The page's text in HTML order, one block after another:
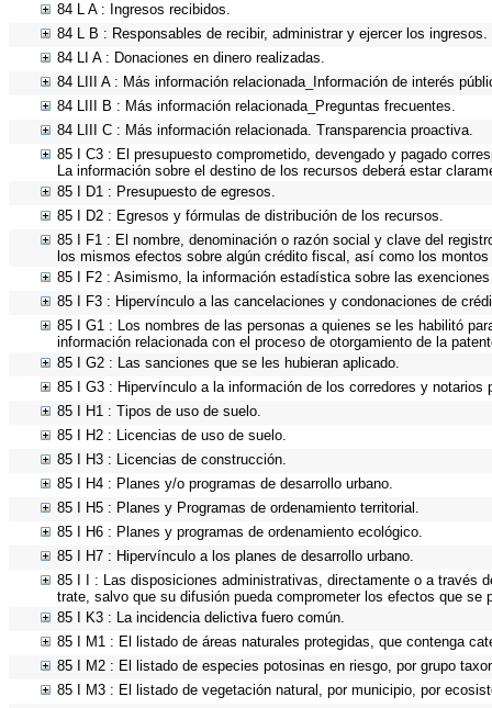
84 L A : Ingresos recibidos.
84 L B : Responsables de recibir, administrar y ejercer los ingresos.
84 LI A : Donaciones en dinero realizadas.
84 LIII A : Más información relacionada_Información de interés
84 LIII B : Más información relacionada_Preguntas frecuentes.
84 LIII C : Más información relacionada. Transparencia proactiva.
85 I C3 : El presupuesto comprometido, devengado y pagado
La información sobre el destino de los recursos deberá estar
85 I D1 : Presupuesto de egresos.
85 I D2 : Egresos y fórmulas de distribución de los recursos.
85 I F1 : El nombre, denominación o razón social y clave del
los mismos efectos sobre algún crédito fiscal, así como los
85 I F2 : Asimismo, la información estadística sobre las
85 I F3 : Hipervínculo a las cancelaciones y condonaciones de
85 I G1 : Los nombres de las personas a quienes se les habilitó
información relacionada con el proceso de otorgamiento de la
85 I G2 : Las sanciones que se les hubieran aplicado.
85 I G3 : Hipervínculo a la información de los corredores y notarios
85 I H1 : Tipos de uso de suelo.
85 I H2 : Licencias de uso de suelo.
85 I H3 : Licencias de construcción.
85 I H4 : Planes y/o programas de desarrollo urbano.
85 I H5 : Planes y Programas de ordenamiento territorial.
85 I H6 : Planes y programas de ordenamiento ecológico.
85 I H7 : Hipervínculo a los planes de desarrollo urbano.
85 I I : Las disposiciones administrativas, directamente o a través
trate, salvo que su difusión pueda comprometer los efectos que
85 I K3 : La incidencia delictiva fuero común.
85 I M1 : El listado de áreas naturales protegidas, que contenga
85 I M2 : El listado de especies potosinas en riesgo, por grupo
85 I M3 : El listado de vegetación natural, por municipio, por